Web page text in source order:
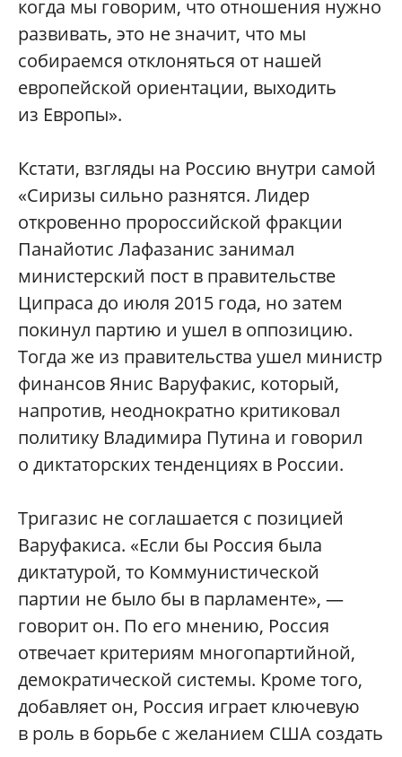
когда мы говорим, что отношения нужно
развивать, это не значит, что мы
собираемся отклоняться от нашей
европейской ориентации, выходить
из Европы».
Кстати, взгляды на Россию внутри самой
«Сиризы сильно разнятся. Лидер
откровенно пророссийской фракции
Панайотис Лафазанис занимал
министерский пост в правительстве
Ципраса до июля 2015 года, но затем
покинул партию и ушел в оппозицию.
Тогда же из правительства ушел министр
финансов Янис Варуфакис, который,
напротив, неоднократно критиковал
политику Владимира Путина и говорил
о диктаторских тенденциях в России.
Тригазис не соглашается с позицией
Варуфакиса. «Если бы Россия была
диктатурой, то Коммунистической
партии не было бы в парламенте», —
говорит он. По его мнению, Россия
отвечает критериям многопартийной,
демократической системы. Кроме того,
добавляет он, Россия играет ключевую
в роль в борьбе с желанием США создать